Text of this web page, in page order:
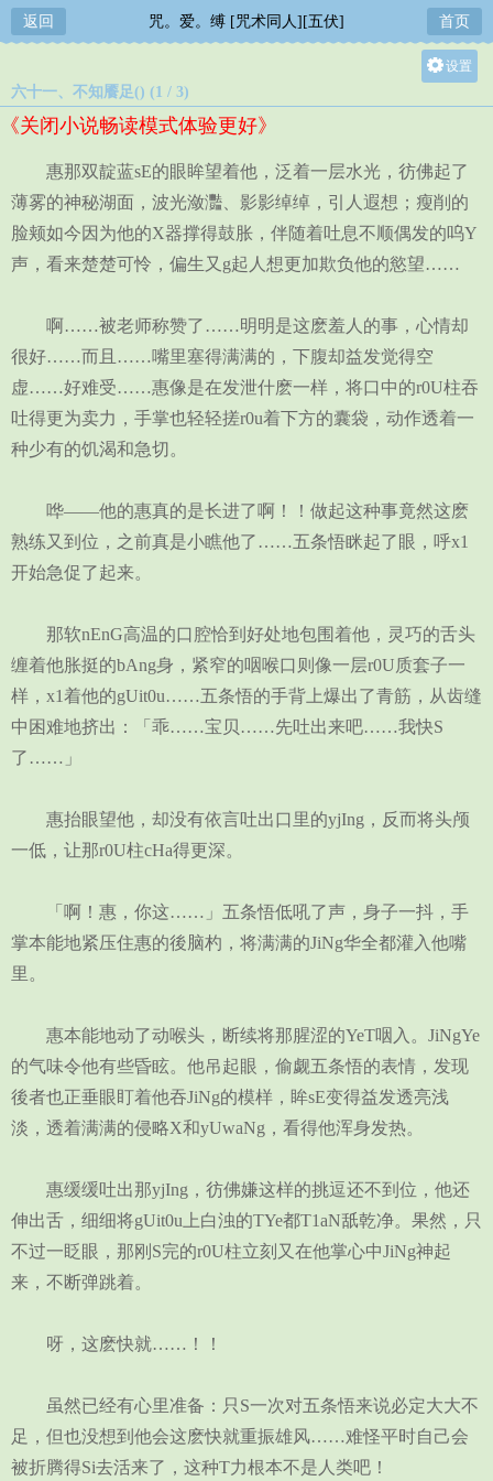
返回 咒。爱。缚 [咒术同人][五伏] 首页
设置
中
小
六十一、不知餍足() (1 / 3)
《关闭小说畅读模式体验更好》
惠那双靛蓝sE的眼眸望着他，泛着一层水光，彷佛起了
薄雾的神秘湖面，波光潋灩、影影绰绰，引人遐想；瘦削的
脸颊如今因为他的X器撑得鼓胀，伴随着吐息不顺偶发的呜Y
声，看来楚楚可怜，偏生又g起人想更加欺负他的慾望……
啊……被老师称赞了……明明是这麽羞人的事，心情却
很好……而且……嘴里塞得满满的，下腹却益发觉得空
虚……好难受……惠像是在发泄什麽一样，将口中的r0U柱吞
吐得更为卖力，手掌也轻轻搓r0u着下方的囊袋，动作透着一
种少有的饥渴和急切。
哗——他的惠真的是长进了啊！！做起这种事竟然这麽
熟练又到位，之前真是小瞧他了……五条悟眯起了眼，呼x1
开始急促了起来。
那软nEnG高温的口腔恰到好处地包围着他，灵巧的舌头
缠着他胀挺的bAng身，紧窄的咽喉口则像一层r0U质套子一
样，x1着他的gUit0u……五条悟的手背上爆出了青筋，从齿缝
中困难地挤出：「乖……宝贝……先吐出来吧……我快S
了……」
惠抬眼望他，却没有依言吐出口里的yjIng，反而将头颅
一低，让那r0U柱cHa得更深。
「啊！惠，你这……」五条悟低吼了声，身子一抖，手
掌本能地紧压住惠的後脑杓，将满满的JiNg华全都灌入他嘴
里。
惠本能地动了动喉头，断续将那腥涩的YeT咽入。JiNgYe
的气味令他有些昏眩。他吊起眼，偷觑五条悟的表情，发现
後者也正垂眼盯着他吞JiNg的模样，眸sE变得益发透亮浅
淡，透着满满的侵略X和yUwaNg，看得他浑身发热。
惠缓缓吐出那yjIng，彷佛嫌这样的挑逗还不到位，他还
伸出舌，细细将gUit0u上白浊的TYe都T1aN舐乾净。果然，只
不过一眨眼，那刚S完的r0U柱立刻又在他掌心中JiNg神起
来，不断弹跳着。
呀，这麽快就……！！
虽然已经有心里准备：只S一次对五条悟来说必定大大不
足，但也没想到他会这麽快就重振雄风……难怪平时自己会
被折腾得Si去活来了，这种T力根本不是人类吧！